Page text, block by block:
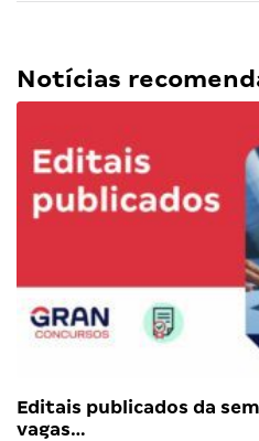
Notícias
Editais publicados da
vagas…